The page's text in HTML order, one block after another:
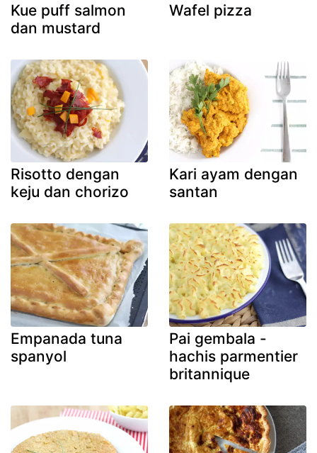
Kue puff salmon
dan mustard
Wafel pizza
Risotto dengan
keju dan chorizo
Kari ayam dengan
santan
Empanada tuna
spanyol
Pai gembala -
hachis parmentier
britannique